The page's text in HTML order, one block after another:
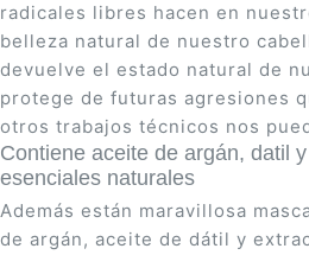
radicales libres hacen en
belleza natural de nuestro
devuelve el estado natural de
protege de futuras agresiones
otros trabajos técnicos nos
Contiene aceite de argán, datil
esenciales naturales
Además están maravillosa
de argán, aceite de dátil y